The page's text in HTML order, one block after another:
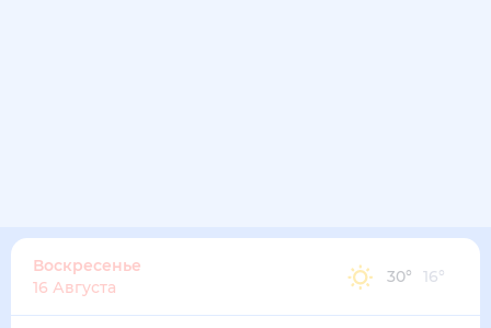
Воскресенье
16 Августа
30° 16°